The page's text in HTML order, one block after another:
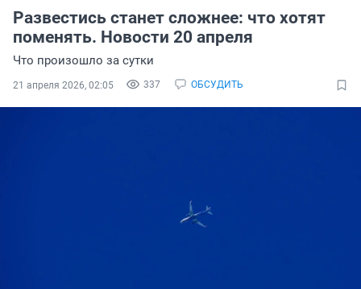
Развестись станет сложнее: что хотят
поменять. Новости 20 апреля
Что произошло за сутки
337 ОБСУДИТЬ
21 апреля 2026, 02:05